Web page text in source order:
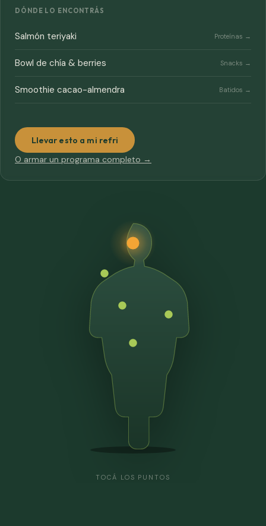
TOCÁ LOS PUNTOS
DÓNDE LO ENCONTRÁS
Salmón teriyaki Proteínas →
Bowl de chía & berries Snacks →
Smoothie cacao-almendra Batidos →
Llevar esto a mi refri
O armar un programa completo →